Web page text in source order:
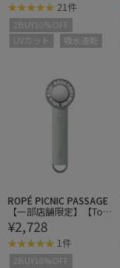
乾・遮熱
21件
2BUY10%OFF
UVカット
吸水速乾
ROPÉ PICNIC PASSAGE
【一部店舗限定】【Toff
y/トフィー】3WAYひん
やりファン
¥2,728
1件
2BUY10%OFF